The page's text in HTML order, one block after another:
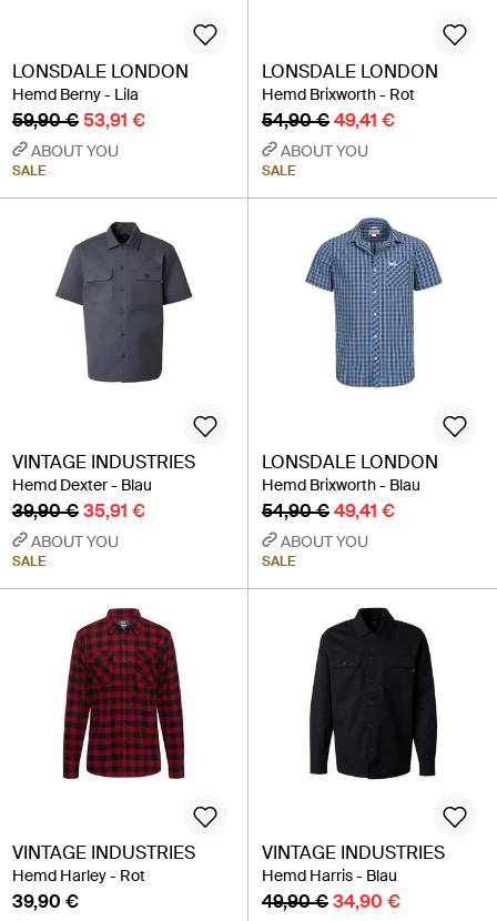
LONSDALE LONDON
Hemd Berny - Lila
59,90 €53,91 €
ABOUT YOU
SALE
LONSDALE LONDON
Hemd Brixworth - Rot
54,90 €49,41 €
ABOUT YOU
SALE
VINTAGE INDUSTRIES
Hemd Dexter - Blau
39,90 €35,91 €
ABOUT YOU
SALE
LONSDALE LONDON
Hemd Brixworth - Blau
54,90 €49,41 €
ABOUT YOU
SALE
VINTAGE INDUSTRIES
Hemd Harley - Rot
39,90 €
VINTAGE INDUSTRIES
Hemd Harris - Blau
49,90 €34,90 €